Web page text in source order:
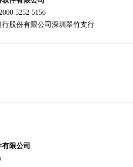
5252 5156
股份有限公司深圳翠竹支行
限公司